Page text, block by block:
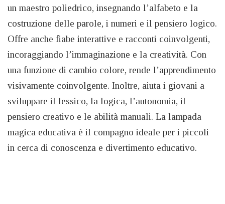
un maestro poliedrico, insegnando l’alfabeto e la
costruzione delle parole, i numeri e il pensiero logico.
Offre anche fiabe interattive e racconti coinvolgenti,
incoraggiando l’immaginazione e la creatività. Con
una funzione di cambio colore, rende l’apprendimento
visivamente coinvolgente. Inoltre, aiuta i giovani a
sviluppare il lessico, la logica, l’autonomia, il
pensiero creativo e le abilità manuali. La lampada
magica educativa è il compagno ideale per i piccoli
in cerca di conoscenza e divertimento educativo.